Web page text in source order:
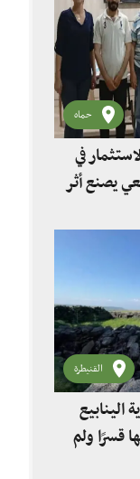
حماه
في
يصنع أثر
القنيطرة
الينابيع
قسرًا ولم